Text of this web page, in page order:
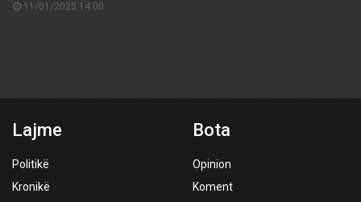
11/01/2025 14:00
Lajme
Politikë
Kronikë
Bota
Opinion
Koment